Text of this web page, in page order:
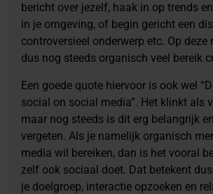
bericht over jezelf, haak in op trends
in je omgeving, of begin gericht een
controversieel onderwerp etc. Op deze
dus nog steeds organisch veel bereik
Een goede quote hiervoor is ook wel
social on social media”. Het klinkt als
maar nog steeds is dit erg belangrijk
vergeten. Als je namelijk organisch
media wil bereiken, dan is het vooral
zelf ook sociaal doet. Dat betekent
je doelgroep, interactie opzoeken en